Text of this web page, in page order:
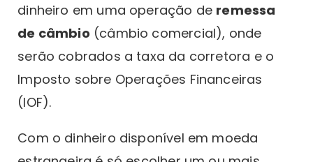
dinheiro em uma operação de remessa
de câmbio (câmbio comercial), onde
serão cobrados a taxa da corretora e o
Imposto sobre Operações Financeiras
(IOF).
Com o dinheiro disponível em moeda